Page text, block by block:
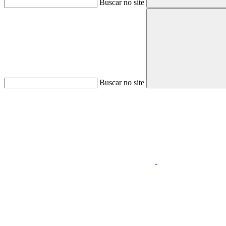
Buscar no site
Buscar no site